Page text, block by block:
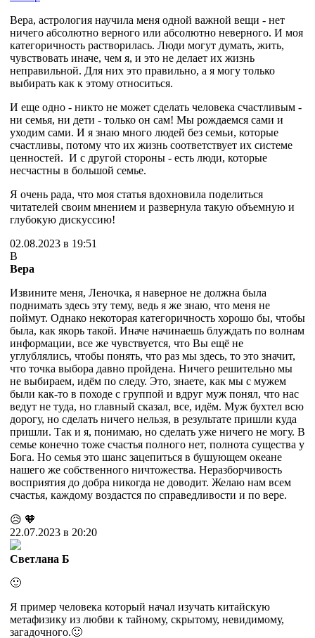
Вера, астрология научила меня одной важной вещи - нет
ничего абсолютно верного или абсолютно неверного. И моя
категоричность растворилась. Люди могут думать, жить,
чувствовать иначе, чем я, и это не делает их жизнь
неправильной. Для них это правильно, а я могу только
выбирать как к этому относиться.
И еще одно - никто не может сделать человека счастливым -
ни семья, ни дети - только он сам! Мы рождаемся сами и
уходим сами. И я знаю много людей без семьи, которые
счастливы, потому что их жизнь соответствует их системе
ценностей. И с другой стороны - есть люди, которые
несчастны в большой семье.
Я очень рада, что моя статья вдохновила поделиться
читателей своим мнением и развернула такую объемную и
глубокую дискуссию!
02.08.2023 в 19:51
В
Вера
Извините меня, Леночка, я наверное не должна была
поднимать здесь эту тему, ведь я же знаю, что меня не
поймут. Однако некоторая категоричность хорошо бы, чтобы
была, как якорь такой. Иначе начинаешь блуждать по волнам
информации, все же чувствуется, что Вы ещё не
углублялись, чтобы понять, что раз мы здесь, то это значит,
что точка выбора давно пройдена. Ничего решительно мы
не выбираем, идём по следу. Это, знаете, как мы с мужем
были как-то в походе с группой и вдруг муж понял, что нас
ведут не туда, но главный сказал, все, идём. Муж бухтел всю
дорогу, но сделать ничего нельзя, в результате пришли куда
пришли. Так и я, понимаю, но сделать уже ничего не могу. В
семье конечно тоже счастья полного нет, полнота существа у
Бога. Но семья это шанс зацепиться в бушующем океане
нашего же собственного ничтожества. Неразборчивость
восприятия до добра никогда не доводит. Желаю нам всем
счастья, каждому воздастся по справедливости и по вере.
😥 🧡
22.07.2023 в 20:20
Светлана Б
🙂
Я пример человека который начал изучать китайскую
метафизику из любви к тайному, скрытому, невидимому,
загадочного.🙂